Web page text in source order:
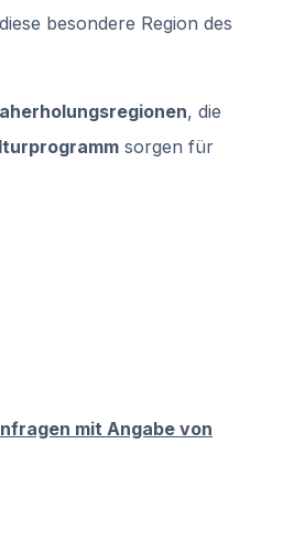
besondere Region des
, die
sorgen für
mit Angabe von